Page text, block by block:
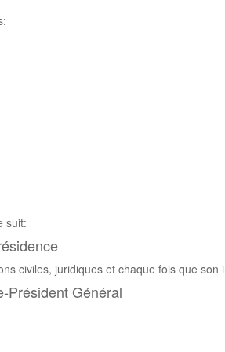
suit:
civiles, juridiques et chaque fois que son
Président Général